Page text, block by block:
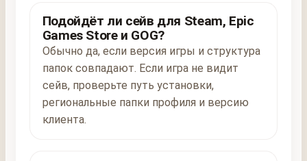
Подойдёт ли сейв для Steam, Epic
Games Store и GOG?
Обычно да, если версия игры и структура
папок совпадают. Если игра не видит
сейв, проверьте путь установки,
региональные папки профиля и версию
клиента.